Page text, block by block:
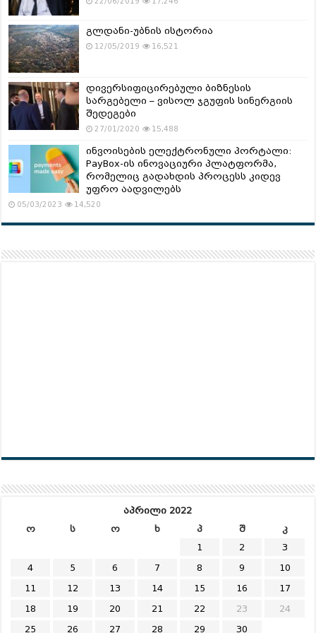
გლდანი-უბნის ისტორია
12/05/2019 16,521
დივერსიფიცირებული ბიზნესის
სარგებელი – ვისოლ ჯგუფის სინერგიის
შედეგები
27/01/2020 15,488
ინვოისების ელექტრონული პორტალი:
PayBox-ის ინოვაციური პლატფორმა,
რომელიც გადახდის პროცესს კიდევ
უფრო აადვილებს
05/03/2023 14,520
აპრილი 2022
ო
ს ო ხ პ შ
კ
1
2
3
4
5 6 7 8 9
10
11
12 13 14 15 16
17
18
19 20 21 22 23
24
25
26 27 28 29 30